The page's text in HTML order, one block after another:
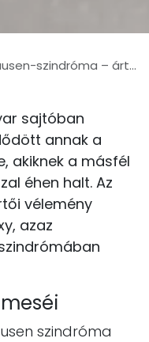
– ártani a figyelemért
sajtóban
annak a
akiknek a másfél
éhen halt. Az
vélemény
azaz
szindróma